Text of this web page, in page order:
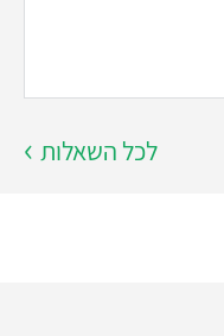
לכל השאלות